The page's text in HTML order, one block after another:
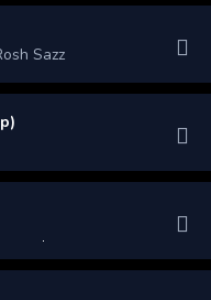
Sazz